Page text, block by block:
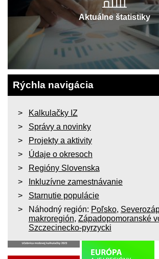
Aktuálne štatistiky
Rýchla navigácia
Kalkulačky IZ
Správy a novinky
Projekty a aktivity
Údaje o okresoch
Regióny Slovenska
Inkluzívne zamestnávanie
Starnutie populácie
Náhodný región: Poľsko,
makroregión, Západopomoranské
Szczecinecko-pyrzycki